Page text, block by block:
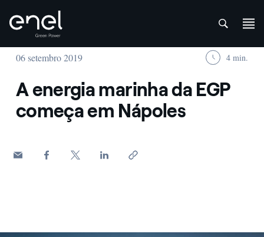
Skip to content
06 setembro 2019 4 min.
A energia marinha da EGP
começa em Nápoles